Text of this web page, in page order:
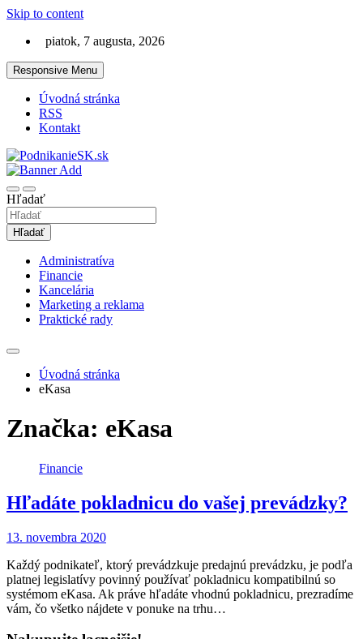
Skip to content
piatok, 7 augusta, 2026
Responsive Menu
Úvodná stránka
RSS
Kontakt
PodnikanieSK.sk
Hľadať
Hľadať
Administratíva
Financie
Kancelária
Marketing a reklama
Praktické rady
Úvodná stránka
eKasa
Značka: eKasa
Financie
Hľadáte pokladnicu do vašej prevádzky?
13. novembra 2020
Každý podnikateľ, ktorý prevádzkuje predajnú prevádzku, je podľa
platnej legislatívy povinný používať pokladnicu kompatibilnú so
systémom eKasa. Ak práve hľadáte vhodnú pokladnicu, prezradíme
vám, čo všetko nájdete v ponuke na trhu…